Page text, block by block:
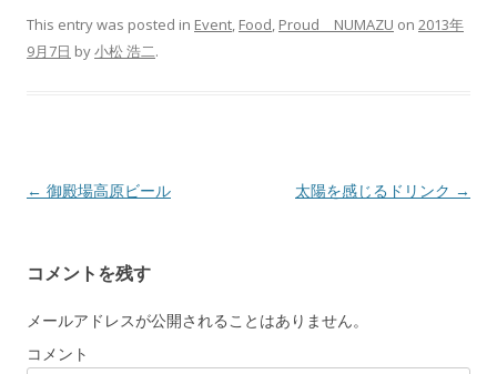
This entry was posted in Event Food Proud NUMAZU on 2013年
9月7日 by小松 浩二.
Post navigation
← 御殿場高原ビール 太陽を感じるドリンク →
コメントを残す
メールアドレスが公開されることはありません。
コメント